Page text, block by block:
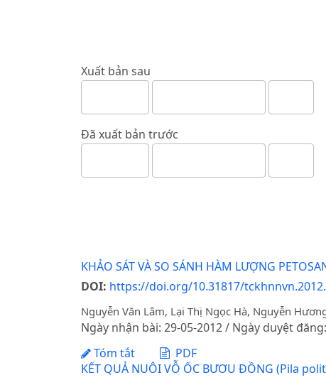
Xuất bản sau
Đã xuất bản trước
KHẢO SÁT VÀ SO SÁNH HÀM LƯỢNG
DOI: https://doi.org/10.31817/
Nguyễn Văn Lâm, Lại Thị Ngọc Hà, Nguyễn
Ngày nhận bài: 29-05-2012 / Ngày duyệt
Tóm tắt
PDF
KẾT QUẢ NUÔI VỖ ỐC BƯƠU ĐỒNG (Pila